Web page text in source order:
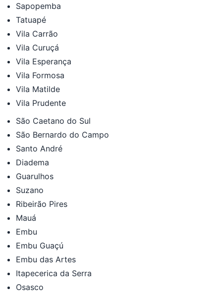
Sapopemba
Tatuapé
Vila Carrão
Vila Curuçá
Vila Esperança
Vila Formosa
Vila Matilde
Vila Prudente
São Caetano do Sul
São Bernardo do Campo
Santo André
Diadema
Guarulhos
Suzano
Ribeirão Pires
Mauá
Embu
Embu Guaçú
Embu das Artes
Itapecerica da Serra
Osasco